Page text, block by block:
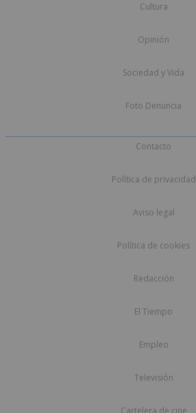
Cultura
Opinión
Sociedad y Vida
Foto Denuncia
Contacto
Política de privacidad
Aviso legal
Política de cookies
Redacción
El Tiempo
Empleo
Televisión